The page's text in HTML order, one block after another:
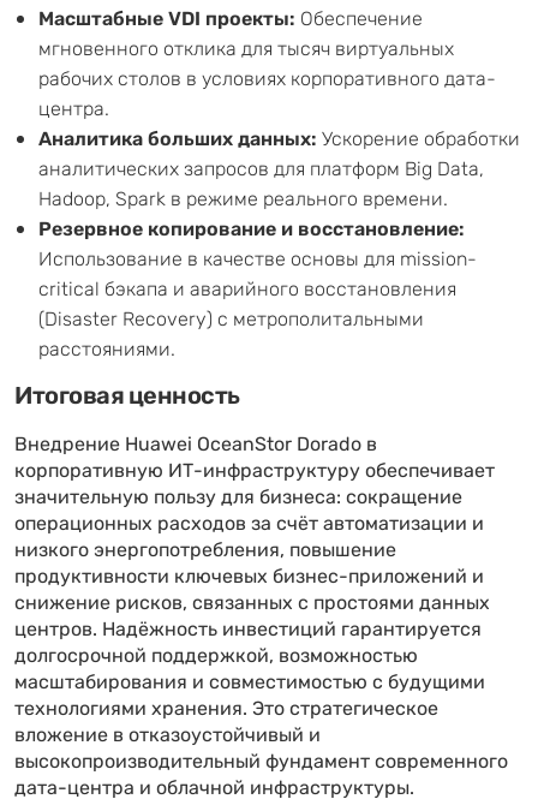
Масштабные VDI проекты: Обеспечение
мгновенного отклика для тысяч виртуальных
рабочих столов в условиях корпоративного дата-
центра.
Аналитика больших данных: Ускорение обработки
аналитических запросов для платформ Big Data,
Hadoop, Spark в режиме реального времени.
Резервное копирование и восстановление:
Использование в качестве основы для mission-
critical бэкапа и аварийного восстановления
(Disaster Recovery) с метрополитальными
расстояниями.
Итоговая ценность
Внедрение Huawei OceanStor Dorado в
корпоративную ИТ-инфраструктуру обеспечивает
значительную пользу для бизнеса: сокращение
операционных расходов за счёт автоматизации и
низкого энергопотребления, повышение
продуктивности ключевых бизнес-приложений и
снижение рисков, связанных с простоями данных
центров. Надёжность инвестиций гарантируется
долгосрочной поддержкой, возможностью
масштабирования и совместимостью с будущими
технологиями хранения. Это стратегическое
вложение в отказоустойчивый и
высокопроизводительный фундамент современного
дата-центра и облачной инфраструктуры.